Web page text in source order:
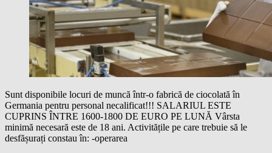
Sunt disponibile locuri de muncă într-o fabrică de ciocolată în
Germania pentru personal necalificat!!! SALARIUL ESTE
CUPRINS ÎNTRE 1600-1800 DE EURO PE LUNĂ Vârsta
minimă necesară este de 18 ani. Activitățile pe care trebuie să le
desfășurați constau în: -operarea